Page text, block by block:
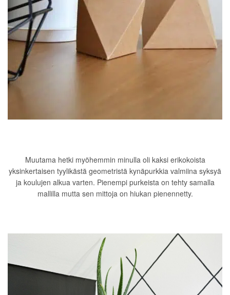
Muutama hetki myöhemmin minulla oli kaksi erikokoista
yksinkertaisen tyylikästä geometristä kynäpurkkia valmiina syksyä
ja koulujen alkua varten. Pienempi purkeista on tehty samalla
mallilla mutta sen mittoja on hiukan pienennetty.